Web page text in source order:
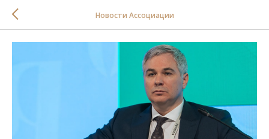
Новости Ассоциации